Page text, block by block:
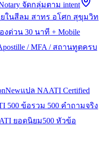
จัดกลุ่มตาม intent
ในสีลม สาทร อโศก สุขุมวิท
งด่วน 30 นาที + Mobile
/ MFA / สถานทูตครบ
Newแปล NAATI Certified
500 ข้อรวม 500 คำถามจริง
ยอดนิยม500 หัวข้อ